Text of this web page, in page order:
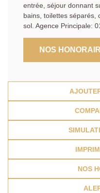
entrée, séjour donnant
bains, toilettes séparés,
sol. Agence Principale:
NOS
NOS